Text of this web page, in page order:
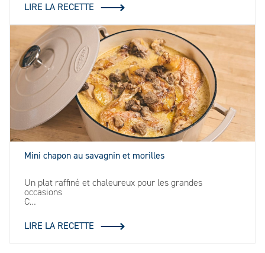
LIRE LA RECETTE
Mini chapon au savagnin et morilles
Un plat raffiné et chaleureux pour les grandes
occasions
C…
LIRE LA RECETTE